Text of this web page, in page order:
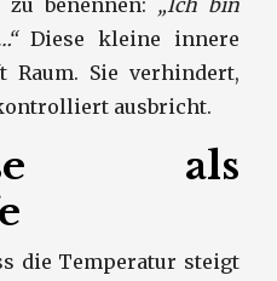
Diese kleine innere
Raum. Sie verhindert,
ausbricht.
als
die Temperatur steigt